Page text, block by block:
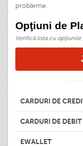
probleme.
Opţiuni de
Verifică lista cu
CARDURI DE
CARDURI DE DEBIT
EWALLET